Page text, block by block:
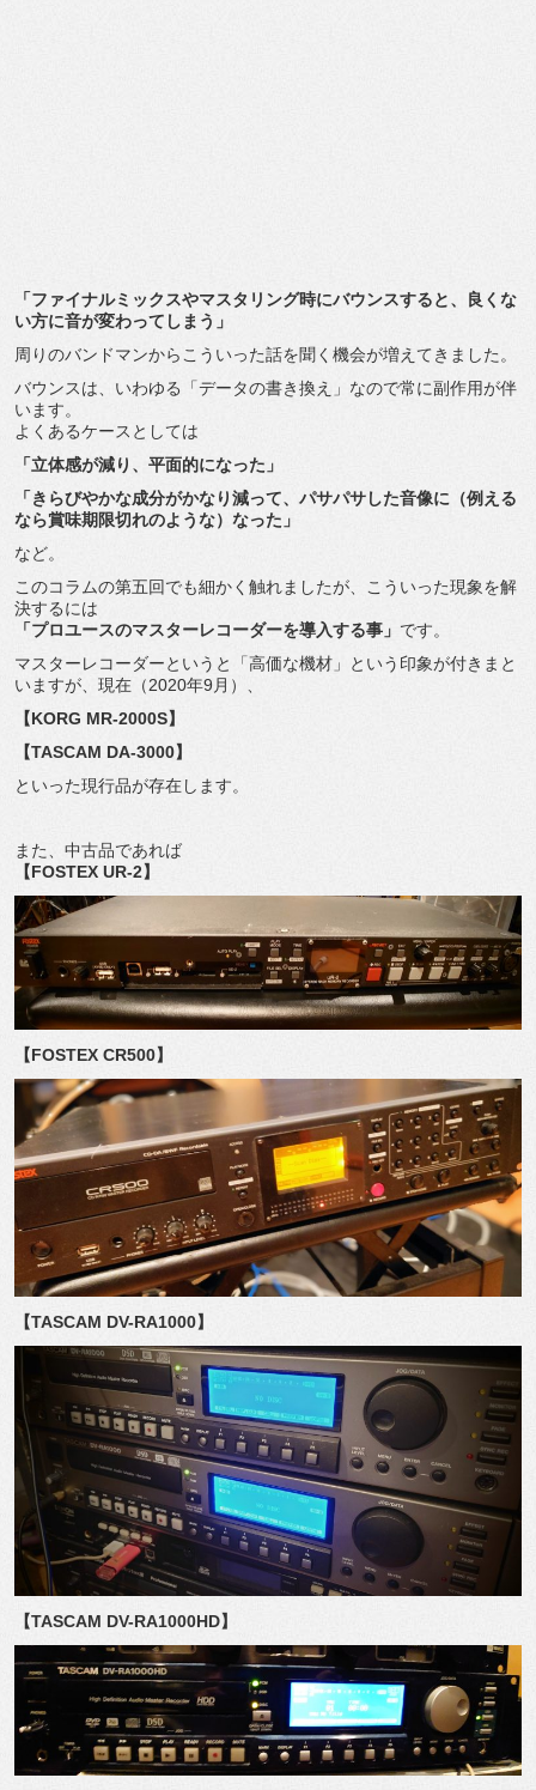
「ファイナルミックスやマスタリング時にバウンスすると、良くな
い方に音が変わってしまう」
周りのバンドマンからこういった話を聞く機会が増えてきました。
バウンスは、いわゆる「データの書き換え」なので常に副作用が伴
います。
よくあるケースとしては
「立体感が減り、平面的になった」
「きらびやかな成分がかなり減って、パサパサした音像に（例える
なら賞味期限切れのような）なった」
など。
このコラムの第五回でも細かく触れましたが、こういった現象を解
決するには
「プロユースのマスターレコーダーを導入する事」 です。
マスターレコーダーというと「高価な機材」という印象が付きまと
いますが、現在（2020年9月）、
【KORG MR-2000S】
【TASCAM DA-3000】
といった現行品が存在します。
また、中古品であれば
【FOSTEX UR-2】
【FOSTEX CR500】
【TASCAM DV-RA1000】
【TASCAM DV-RA1000HD】